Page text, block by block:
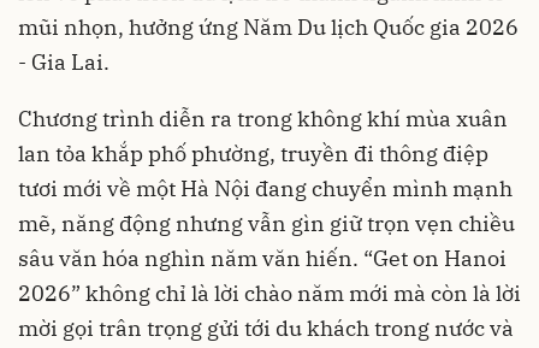
mũi nhọn, hưởng ứng Năm Du lịch Quốc gia 2026
- Gia Lai.
Chương trình diễn ra trong không khí mùa xuân
lan tỏa khắp phố phường, truyền đi thông điệp
tươi mới về một Hà Nội đang chuyển mình mạnh
mẽ, năng động nhưng vẫn gìn giữ trọn vẹn chiều
sâu văn hóa nghìn năm văn hiến. “Get on Hanoi
2026” không chỉ là lời chào năm mới mà còn là lời
mời gọi trân trọng gửi tới du khách trong nước và